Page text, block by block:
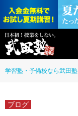
学習塾・予備校なら武田塾
ブログ